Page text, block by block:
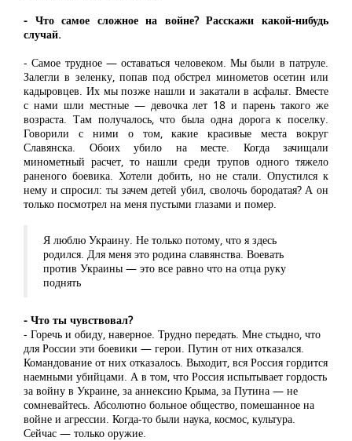
- Что самое сложное на войне? Расскажи какой-нибудь
случай.
- Самое трудное — оставаться человеком. Мы были в патруле.
Залегли в зеленку, попав под обстрел минометов осетин или
кадыровцев. Их мы позже нашли и закатали в асфальт. Вместе
с нами шли местные — девочка лет 18 и парень такого же
возраста. Там получалось, что была одна дорога к поселку.
Говорили с ними о том, какие красивые места вокруг
Славянска. Обоих убило на месте. Когда зачищали
минометный расчет, то нашли среди трупов одного тяжело
раненого боевика. Хотели добить, но не стали. Опустился к
нему и спросил: ты зачем детей убил, сволочь бородатая? А он
только посмотрел на меня пустыми глазами и помер.
Я люблю Украину. Не только потому, что я здесь
родился. Для меня это родина славянства. Воевать
против Украины — это все равно что на отца руку
поднять
- Что ты чувствовал?
- Горечь и обиду, наверное. Трудно передать. Мне стыдно, что
для России эти боевики — герои. Путин от них отказался.
Командование от них отказалось. Выходит, вся Россия гордится
наемными убийцами. А в том, что Россия испытывает гордость
за войну в Украине, за аннексию Крыма, за Путина — не
сомневайтесь. Абсолютно больное общество, помешанное на
войне и агрессии. Когда-то были наука, космос, культура.
Сейчас — только оружие.